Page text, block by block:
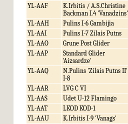
YL-AAF
K.Irbitis / A.S.Christine
Backman I.4 'Vanadzins'
YL-AAH Pulins I-6 Gambijia
YL-AAI
Pulins I-7 Zilais Putns
YL-AAO
Grune Post Glider
YL-AAP
Standard Glider
'Aizsardze'
YL-AAQ
N.Pulins 'Zilais Putns II'
I-8
YL-AAR LVG C VI
YL-AAS
Udet U-12 Flamingo
YL-AAT
LKOD KOD-1
YL-AAU
K.Irbitis I-9 'Vanags'